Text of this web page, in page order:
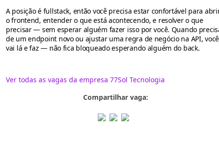
A posição é fullstack, então você precisa estar confortável para
o frontend, entender o que está acontecendo, e resolver o que
precisar — sem esperar alguém fazer isso por você. Quando
de um endpoint novo ou ajustar uma regra de negócio na API, você
vai lá e faz — não fica bloqueado esperando alguém do back.
Ver todas as vagas da empresa 77Sol Tecnologia
Compartilhar vaga: